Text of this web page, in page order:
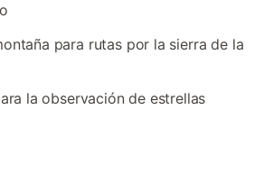
para rutas por la sierra de la
la observación de estrellas